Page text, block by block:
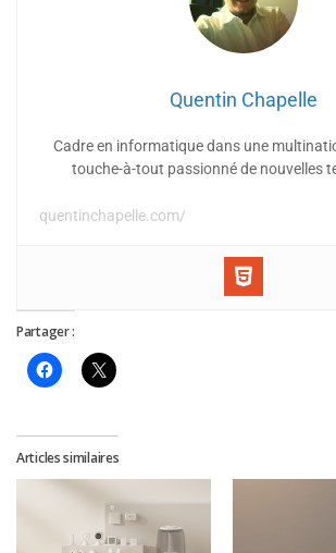
Quentin Chapelle
Cadre en informatique dans une
touche-à-tout passionné de nouvelles
quentinchapelle.com/
Partager :
Articles similaires